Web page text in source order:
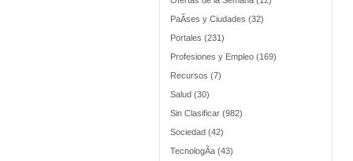
PaÃ­ses y Ciudades (32)
Portales (231)
Profesiones y Empleo (169)
Recursos (7)
Salud (30)
Sin Clasificar (982)
Sociedad (42)
TecnologÃ­a (43)